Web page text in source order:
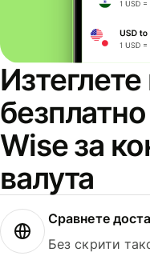
Wise за
валута
Сравнете
Без скрити